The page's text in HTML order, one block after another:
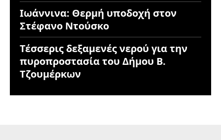
Ιωάννινα: Θερμή υποδοχή στον
Στέφανο Ντούσκο
Τέσσερις δεξαμενές νερού για την
πυροπροστασία του Δήμου Β.
Τζουμέρκων